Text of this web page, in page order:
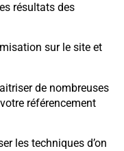
résultats des
sur le site et
de nombreuses
référencement
les techniques d’on